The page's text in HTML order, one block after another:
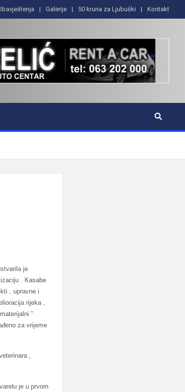
Galerije 50 kruna za Ljubuški Kontakt
je
. Kasabe
, upravne i
rijeka ,
”
za vrijeme
,
je u prvom